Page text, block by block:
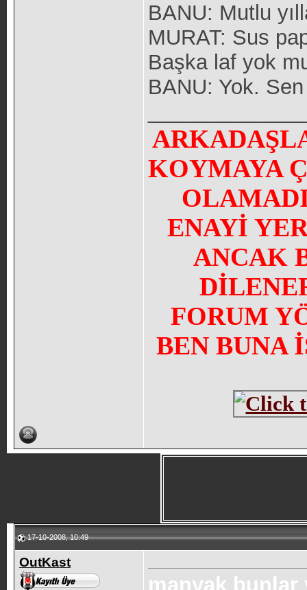
BANU: Mutlu
MURAT: Sus
Başka laf yok
BANU: Yok.
KOYMAYA
ENAYİ
ANCAK
FORUM
BEN BUNA
17-10-2008, 10:49
OutKast
manyak bunlar